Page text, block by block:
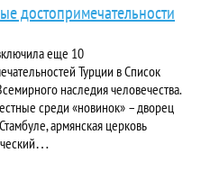
достопримечательности
еще 10
Турции в Список
наследия человечества.
среди «новинок» – дворец
армянская церковь